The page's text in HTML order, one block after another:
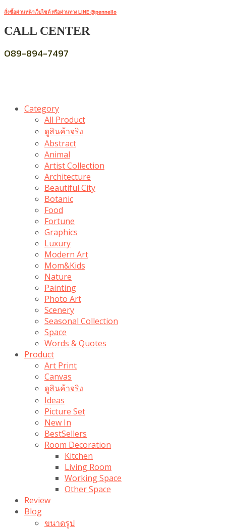
สั่งซื้อผ่านหน้าเว็บไซต์ หรือผ่านทาง LINE @pennello
CALL CENTER
089-894-7497
Category
All Product
ดูสินค้าจริง
Abstract
Animal
Artist Collection
Architecture
Beautiful City
Botanic
Food
Fortune
Graphics
Luxury
Modern Art
Mom&Kids
Nature
Painting
Photo Art
Scenery
Seasonal Collection
Space
Words & Quotes
Product
Art Print
Canvas
ดูสินค้าจริง
Ideas
Picture Set
New In
BestSellers
Room Decoration
Kitchen
Living Room
Working Space
Other Space
Review
Blog
ขนาดรูป